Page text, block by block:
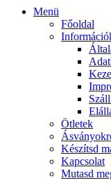
Menü
Főoldal
Ötletek
Készítsd
Kapcsolat
Mutasd